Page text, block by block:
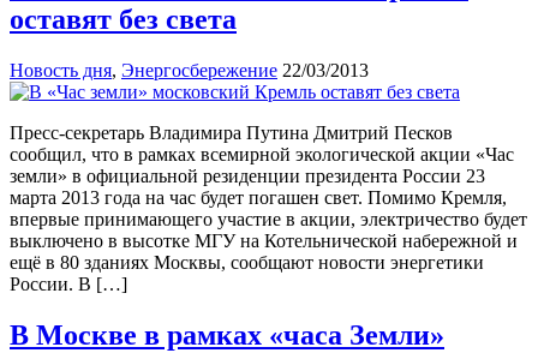
оставят без света
Новость дня, Энергосбережение 22/03/2013
Пресс-секретарь Владимира Путина Дмитрий Песков
сообщил, что в рамках всемирной экологической акции «Час
земли» в официальной резиденции президента России 23
марта 2013 года на час будет погашен свет. Помимо Кремля,
впервые принимающего участие в акции, электричество будет
выключено в высотке МГУ на Котельнической набережной и
ещё в 80 зданиях Москвы, сообщают новости энергетики
России. В […]
В Москве в рамках «часа Земли»